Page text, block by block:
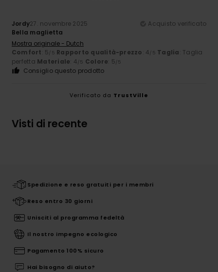
Jordy27. novembre 2025
Acquisto verificato
Bella maglietta
Mostra originale - Dutch
Comfort: 5/5 Rapporto qualità-prezzo: 4/5 Taglia: Taglia
perfetta Materiale: 4/5 Colore: 5/5
Consiglio questo prodotto
Verificato da TrustVille
Visti di recente
Spedizione e reso gratuiti per i membri
Reso entro 30 giorni
Unisciti al programma fedeltà
Il nostro impegno ecologico
Pagamento 100% sicuro
Hai bisogno di aiuto?